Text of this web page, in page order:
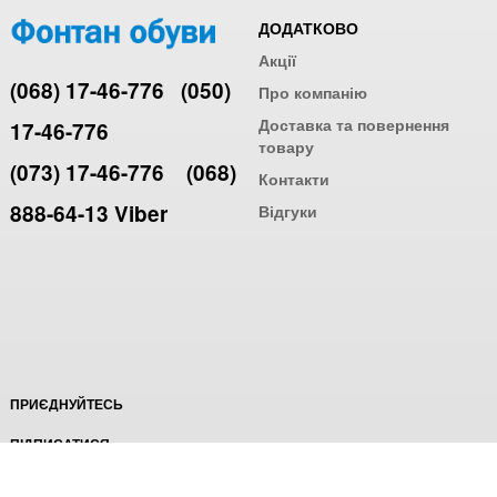
(068) 17-46-776 (050)
17-46-776
(073) 17-46-776
(068)
888-64-13 Viber
ДОДАТКОВО
Акції
Про компанію
Доставка та повернення
товару
Контакти
Відгуки
ПРИЄДНУЙТЕСЬ
ПІДПИСАТИСЯ